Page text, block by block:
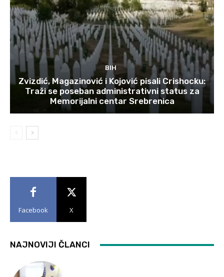
BIH
Zvizdić, Magazinović i Kojović pisali Crishocku:
Traži se poseban administrativni status za
Memorijalni centar Srebrenica
Facebook X
NAJNOVIJI ČLANCI